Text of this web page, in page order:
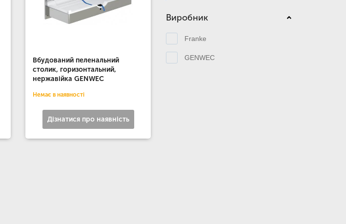
Вбудований пеленальний
столик, горизонтальний,
нержавійка GENWEC
Немає в наявності
Дізнатися про наявність
Виробник
Franke
GENWEC